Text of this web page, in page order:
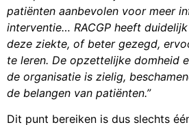
tegenstand van de gebruikelijke
Deze
moeilijk zijn, zelfs als de uitkomst
zoals het geval was met de NICE-
Natuurlijk, zoals de Britse
brengt het waarborgen van de
nieuwe richtlijnen nog een andere